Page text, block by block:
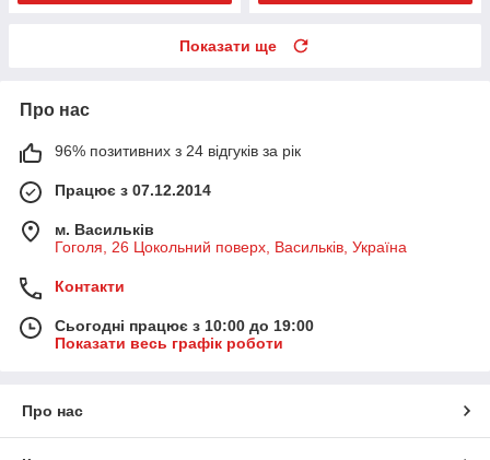
Показати ще
Про нас
96% позитивних з 24 відгуків за рік
Працює з 07.12.2014
м. Васильків
Гоголя, 26 Цокольний поверх, Васильків, Україна
Контакти
Сьогодні працює з 10:00 до 19:00
Показати весь графік роботи
Про нас